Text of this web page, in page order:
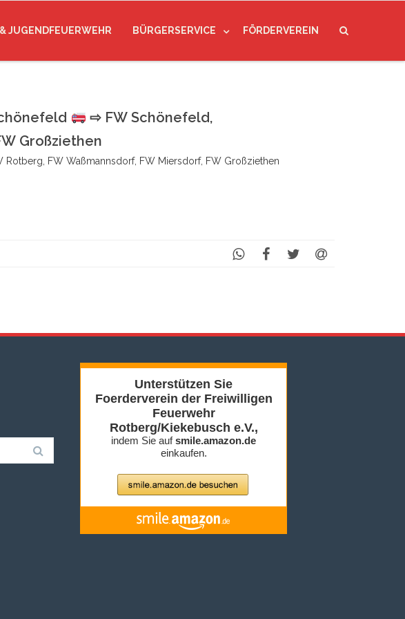
JUGENDFEUERWEHR BÜRGERSERVICE FÖRDERVEREIN
⇨ FW Schönefeld,
Großziethen
FW Waßmannsdorf, FW Miersdorf, FW Großziethen